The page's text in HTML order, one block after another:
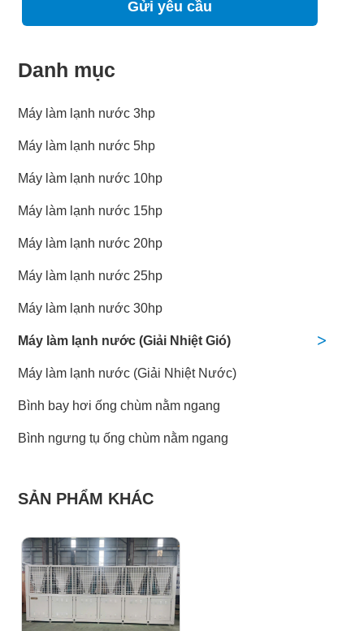
Danh mục
Máy làm lạnh nước 3hp
Máy làm lạnh nước 5hp
Máy làm lạnh nước 10hp
Máy làm lạnh nước 15hp
Máy làm lạnh nước 20hp
Máy làm lạnh nước 25hp
Máy làm lạnh nước 30hp
Máy làm lạnh nước (Giải Nhiệt Gió)
Máy làm lạnh nước (Giải Nhiệt Nước)
Bình bay hơi ống chùm nằm ngang
Bình ngưng tụ ống chùm nằm ngang
SẢN PHẨM KHÁC